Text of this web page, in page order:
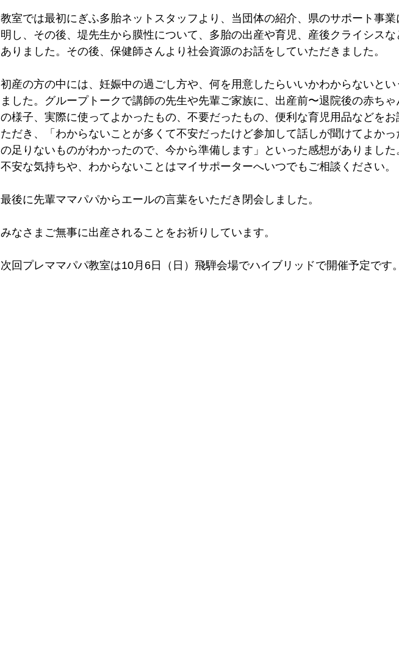
教室では最初にぎふ多胎ネットスタッフより、当団体の紹介、県のサポート事業
明し、その後、堤先生から膜性について、多胎の出産や育児、産後クライシス
ありました。その後、保健師さんより社会資源のお話をしていただきました。
初産の方の中には、妊娠中の過ごし方や、何を用意したらいいかわからないとい
ました。グループトークで講師の先生や先輩ご家族に、出産前〜退院後の赤ち
の様子、実際に使ってよかったもの、不要だったもの、便利な育児用品などをお
ただき、「わからないことが多くて不安だったけど参加して話しが聞けてよか
の足りないものがわかったので、今から準備します」といった感想がありました
不安な気持ちや、わからないことはマイサポーターへいつでもご相談ください。
最後に先輩ママパパからエールの言葉をいただき閉会しました。
みなさまご無事に出産されることをお祈りしています。
次回プレママパパ教室は10月6日（日）飛騨会場でハイブリッドで開催予定です。